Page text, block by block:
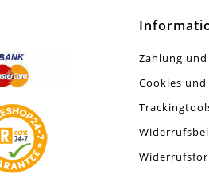
Zahlung und
Cookies